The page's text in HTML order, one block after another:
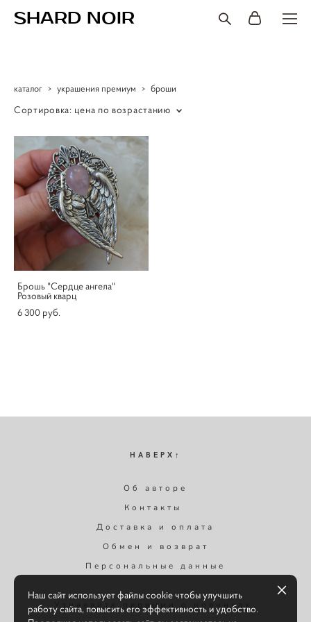
SHARD NOIR
каталог > украшения премиум > броши
Сортировка: цена по возрастанию
Брошь "Сердце ангела"
Розовый кварц
6 300 pуб.
НАВЕРХ↑
Об авторе
Контакты
Доставка и оплата
Обмен и возврат
Персональные данные
Узнавайте первыми о новинках,
Наш сайт использует файлы cookie чтобы улучшить
работу сайта, повысить его эффективность и удобство.